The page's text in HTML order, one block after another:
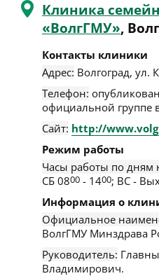
Клиника
«ВолгГМУ»,
Контакты клиники
Адрес: Волгоград, ул.
Телефон:
официальной группе
Сайт: http://
Режим работы
Часы работы по дням
СБ 0800 - 1400; ВС -
Информация о
Официальное
ВолгГМУ Минздрава
Руководитель:
Владимирович.